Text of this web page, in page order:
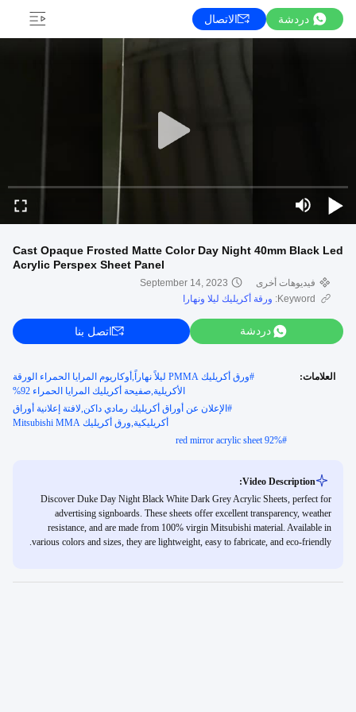
دردشة الاتصال
Cast Opaque Frosted Matte Color Day Night 40mm Black Led
Acrylic Perspex Sheet Panel
فيديوهات أخرى
September 14, 2023
Keyword:
ورقة أكريليك ليلا ونهارا
دردشة اتصل بنا
العلامات: #
ورق أكريليك PMMA ليلاً نهاراً,أوكاريوم المرايا الحمراء الورقة
الأكريلية,صفيحة أكريليك المرايا الحمراء 92%
# الإعلان عن أوراق أكريليك رمادي داكن,لافتة إعلانية أوراق
أكريليكية,ورق أكريليك Mitsubishi MMA
#
red mirror acrylic sheet 92%
Video Description:
Discover Duke Day Night Black White Dark Grey Acrylic Sheets, perfect for
advertising signboards. These sheets offer excellent transparency, weather
resistance, and are made from 100% virgin Mitsubishi material. Available in
various colors and sizes, they are lightweight, easy to fabricate, and eco-friendly.